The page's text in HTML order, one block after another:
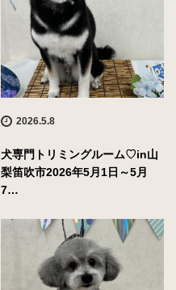
2026.5.8
犬専門トリミングルーム♡in山
梨笛吹市2026年5月1日～5月
7…